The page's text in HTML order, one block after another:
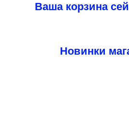
Ваша корзина
Новинки